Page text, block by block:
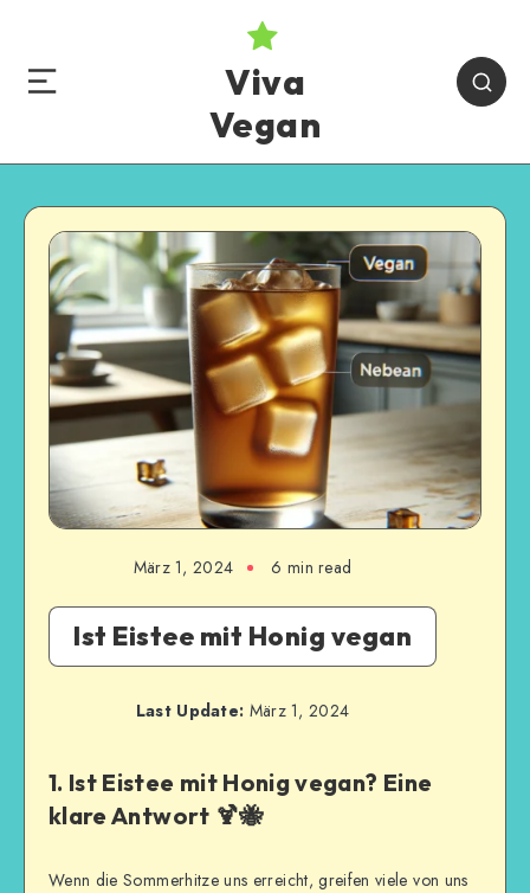
Viva
Vegan
März 1, 2024 6 min read
Ist Eistee mit Honig vegan
Last Update: März 1, 2024
1. Ist Eistee mit Honig vegan? Eine
klare Antwort 🍹🐝
Wenn die Sommerhitze uns erreicht, greifen viele von uns